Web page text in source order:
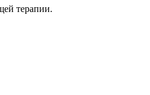
терапии.